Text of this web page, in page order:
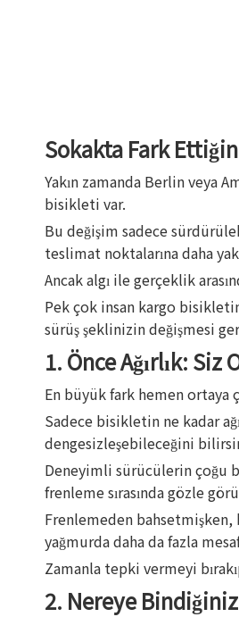
Sokakta Fark
Yakın zamanda Berlin veya
bisikleti var.
Bu değişim sadece
teslimat noktalarına daha
Ancak algı ile gerçeklik
Pek çok insan kargo
sürüş şeklinizin değişmesi
1. Önce Ağırlık:
En büyük fark hemen ortaya
Sadece bisikletin ne kadar
dengesizleşebileceğini
Deneyimli sürücülerin çoğu
frenleme sırasında gözle
Frenlemeden
yağmurda daha da fazla
Zamanla tepki vermeyi
2. Nereye